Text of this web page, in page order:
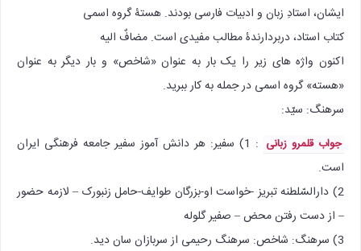
ایشان، استادِ زبان و ادبیات فارسی بودند. هستۀ گروه اسمی
کتاب استاد، دربردارندۀ مطالب مفیدی است. مضافٌ الیه
اکنون واژه های زیر را یک بار به عنوان «شاخص» و بار دیگر به عنوان
«هسته» گروه اسمی در جمله به کار ببرید.
سرهنگ: سیّد:
جواب قلمرو زبانی
: 1) سفیر: هر دانش آموز سفیر جامعه فرهنگی ایران
است.
2) دارالسّلطنه تبریز -خواست او-بزرگان طوایف-حامل زنبورک – لازمه حضور
– از دست رفتن محض – صفیر گلوله
3) سرهنگ: شاخص: سرهنگ رحیمی از سربازان سان دید.